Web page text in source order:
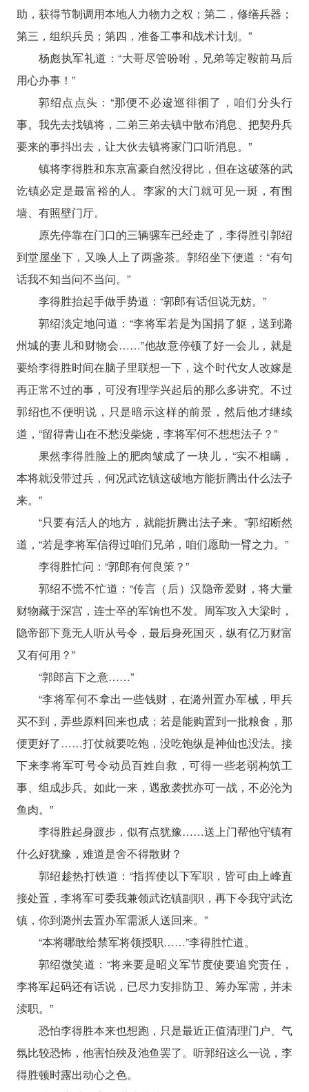
助，获得节制调用本地人力物力之权；第二，修缮兵器；
第三，组织兵员；第四，准备工事和战术计划。”
杨彪执军礼道：“大哥尽管吩咐，兄弟等定鞍前马后
用心办事！”
郭绍点点头：“那便不必逡巡徘徊了，咱们分头行
事。我先去找镇将，二弟三弟去镇中散布消息、把契丹兵
要来的事抖出去，让大伙去镇将家门口听消息。”
镇将李得胜和东京富豪自然没得比，但在这破落的武
讫镇必定是最富裕的人。李家的大门就可见一斑，有围
墙、有照壁门厅。
原先停靠在门口的三辆骡车已经走了，李得胜引郭绍
到堂屋坐下，又唤人上了两盏茶。郭绍坐下便道：“有句
话我不知当问不当问。”
李得胜抬起手做手势道：“郭郎有话但说无妨。”
郭绍淡定地问道：“李将军若是为国捐了躯，送到潞
州城的妻儿和财物会……”他故意停顿了好一会儿，就是
要给李得胜时间在脑子里联想一下，这个时代女人改嫁是
再正常不过的事，可没有理学兴起后的那么多讲究。不过
郭绍也不便明说，只是暗示这样的前景，然后他才继续
道，“留得青山在不愁没柴烧，李将军何不想想法子？”
果然李得胜脸上的肥肉皱成了一块儿，“实不相瞒，
本将就没带过兵，何况武讫镇这破地方能折腾出什么法子
来。”
“只要有活人的地方，就能折腾出法子来。”郭绍断然
道，“若是李将军信得过咱们兄弟，咱们愿助一臂之力。”
李得胜忙问：“郭郎有何良策？”
郭绍不慌不忙道：“传言（后）汉隐帝爱财，将大量
财物藏于深宫，连士卒的军饷也不发。周军攻入大梁时，
隐帝部下竟无人听从号令，最后身死国灭，纵有亿万财富
又有何用？”
“郭郎言下之意……”
“李将军何不拿出一些钱财，在潞州置办军械，甲兵
买不到，弄些原料回来也成；若是能购置到一批粮食，那
便更好了……打仗就要吃饱，没吃饱纵是神仙也没法。接
下来李将军可号令动员百姓自救，可得一些老弱构筑工
事、组成步兵。如此一来，遇敌袭扰亦可一战，不必沦为
鱼肉。”
李得胜起身踱步，似有点犹豫……送上门帮他守镇有
什么好犹豫，难道是舍不得散财？
郭绍趁热打铁道：“指挥使以下军职，皆可由上峰直
接处置，李将军可委我兼领武讫镇副职，再下令我守武讫
镇，你到潞州去置办军需派人送回来。”
“本将哪敢给禁军将领授职……”李得胜忙道。
郭绍微笑道：“将来要是昭义军节度使要追究责任，
李将军起码还有话说，已尽力安排防卫、筹办军需，并未
渎职。”
恐怕李得胜本来也想跑，只是最近正值清理门户、气
氛比较恐怖，他害怕殃及池鱼罢了。听郭绍这么一说，李
得胜顿时露出动心之色。